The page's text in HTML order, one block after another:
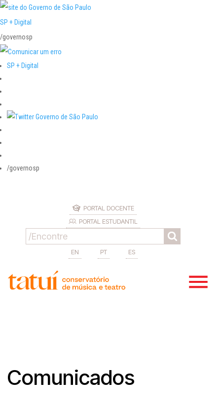
SP + Digital
/governosp
SP + Digital
/governosp
PORTAL DOCENTE
PORTAL ESTUDANTIL
EN PT ES
Comunicados